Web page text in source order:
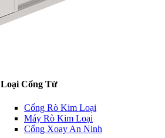
Loại Cổng Từ
Cổng Rò Kim Loại
Máy Rò Kim Loại
Cổng Xoay An Ninh